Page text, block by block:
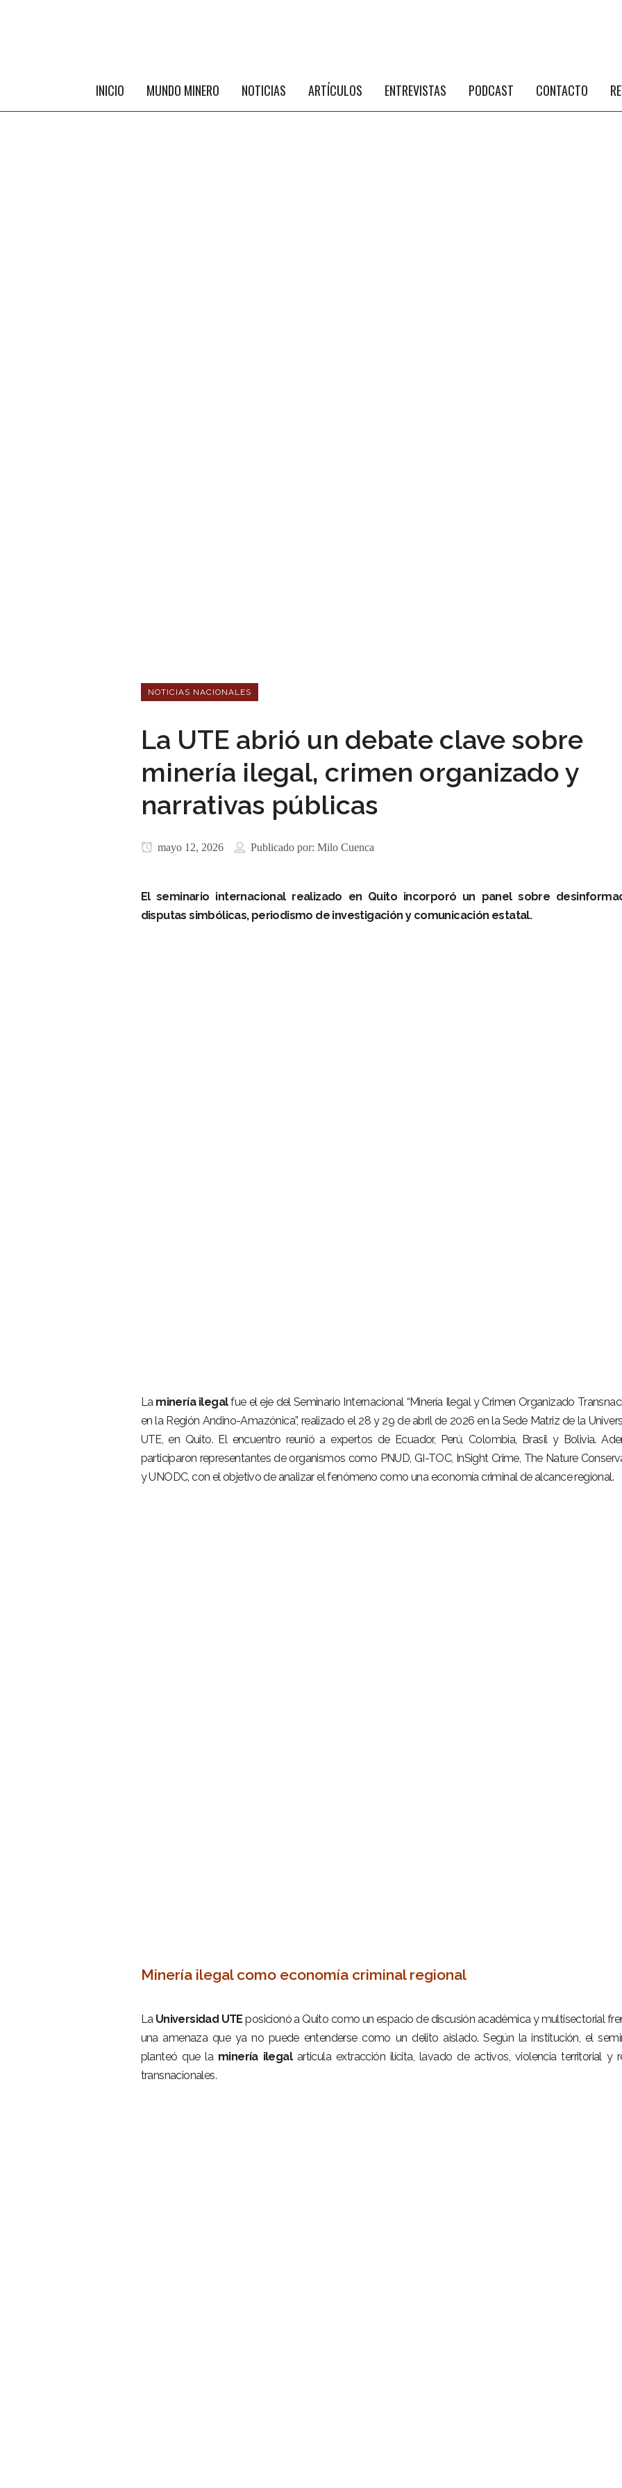
INICIO MUNDO MINERO NOTICIAS ARTÍCULOS ENTREVISTAS PODCAST CONTACTO
NOTICIAS NACIONALES
La UTE abrió un debate clave sobre
minería ilegal, crimen organizado y
narrativas públicas
mayo 12, 2026 Publicado por: Milo Cuenca
El seminario internacional realizado en Quito incorporó un panel sobre
disputas simbólicas, periodismo de investigación y comunicación estatal.
La minería ilegalfue el eje del Seminario Internacional “Minería Ilegal y Crimen Organizado
en la Región Andino-Amazónica”, realizado el 28 y 29 de abril de 2026 en la Sede Matriz de la
UTE, en Quito. El encuentro reunió a expertos de Ecuador, Perú, Colombia, Brasil y Bolivia.
participaron representantes de organismos como PNUD, GI-TOC, InSight Crime, The Nature
y UNODC, con el objetivo de analizar el fenómeno como una economía criminal de alcance regional.
Minería ilegal como economía criminal regional
La Universidad UTE posicionó a Quito como un espacio de discusión académica y multisectorial
una amenaza que ya no puede entenderse como un delito aislado. Según la institución, el
planteó que la minería ilegalarticula extracción ilícita, lavado de activos, violencia territorial y
transnacionales.